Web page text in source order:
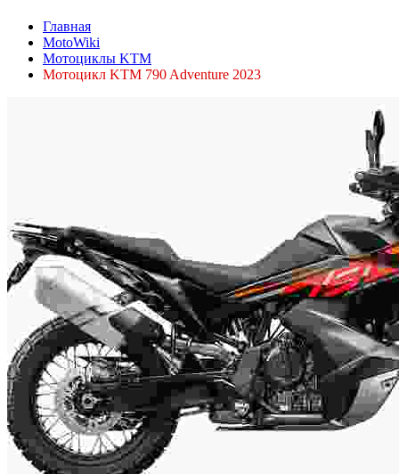
Главная
MotoWiki
Мотоциклы KTM
Мотоцикл KTM 790 Adventure 2023